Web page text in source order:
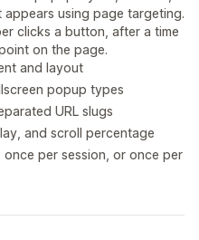
using page targeting.
clicks a button, after a time
on the page.
and layout
popup types
URL slugs
and scroll percentage
per session, or once per